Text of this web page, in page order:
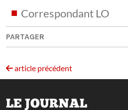
Correspondant LO
PARTAGER
article précédent
LE JOURNAL